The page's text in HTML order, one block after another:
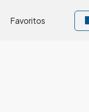
Favoritos